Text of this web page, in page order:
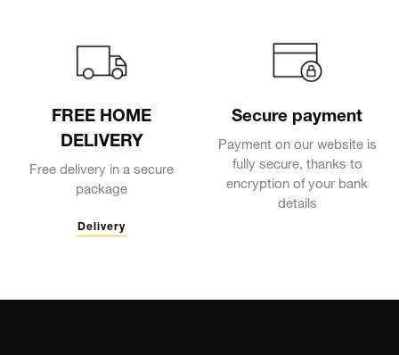
FREE HOME
DELIVERY
Free delivery in a secure
package
Delivery
Secure payment
Payment on our website is
fully secure, thanks to
encryption of your bank
details